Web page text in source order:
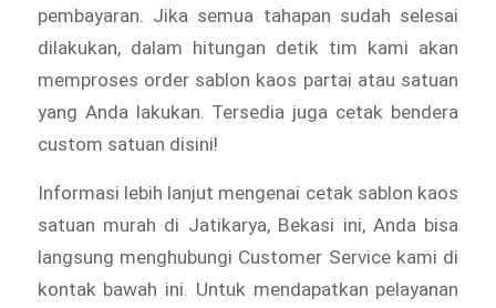
pembayaran. Jika semua tahapan sudah selesai
dilakukan, dalam hitungan detik tim kami akan
memproses order sablon kaos partai atau satuan
yang Anda lakukan. Tersedia juga cetak bendera
custom satuan disini!
Informasi lebih lanjut mengenai cetak sablon kaos
satuan murah di Jatikarya, Bekasi ini, Anda bisa
langsung menghubungi Customer Service kami di
kontak bawah ini. Untuk mendapatkan pelayanan